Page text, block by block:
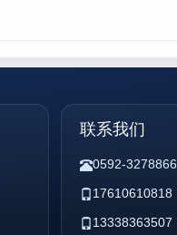
联系我们
0592-3278866
17610610818
13338363507